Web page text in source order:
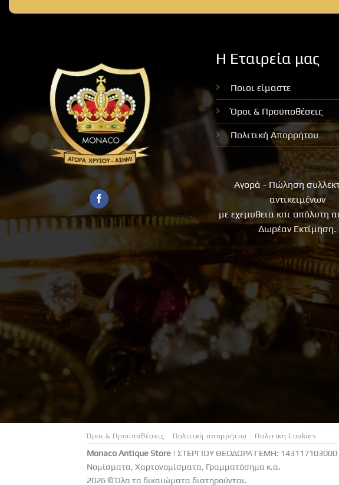
Η Εταιρεία μας
Ποιοι είμαστε
Όροι & Προϋποθέσεις
Πολιτική Απορρήτου
Αγορά - Πώληση
αντικειμένων
με εχεμυθεια και απόλυτη
Δωρέαν Εκτίμηση.
Όροι & Προϋποθέσεις Πολιτική απορρήτου Πολιτικη Cookies
Monaco Antique Store | ΣΤΕΡΓΙΟΥ ΘΕΟΔΩΡΑ ΓΕΜΗ: 143117103000
Νομίσματα, Χαρτονομίσματα, Γραμματόσημα κ.α.
2026 © Όλα τα δικαιώματα διατηρούνται.